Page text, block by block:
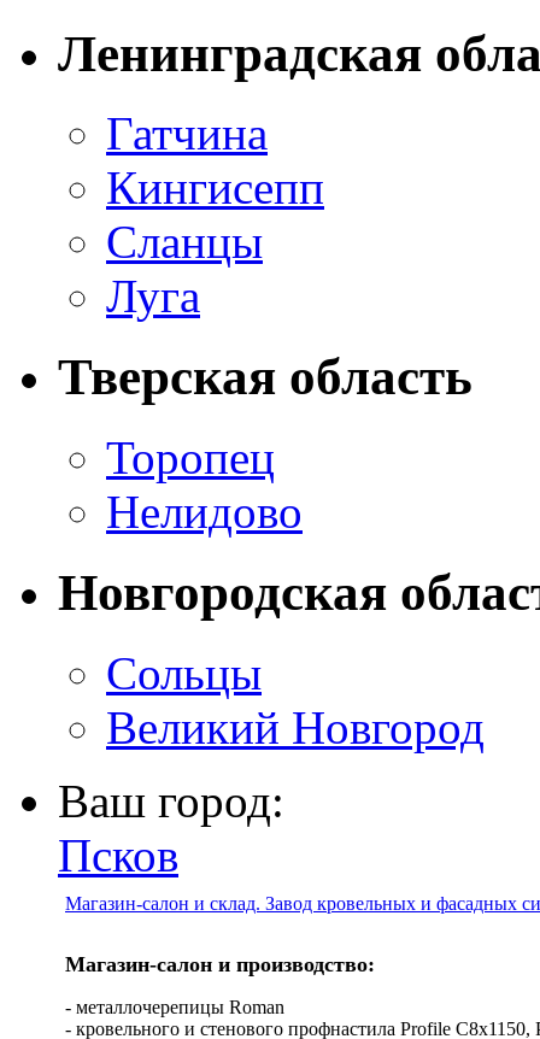
Ленинградская
Гатчина
Кингисепп
Сланцы
Луга
Тверская область
Торопец
Нелидово
Новгородская
Сольцы
Великий Новгород
Ваш город:
Псков
Магазин-салон и склад. Завод кровельных и фасадных
Магазин-салон и производство:
- металлочерепицы Roman
- кровельного и стенового профнастила Profile